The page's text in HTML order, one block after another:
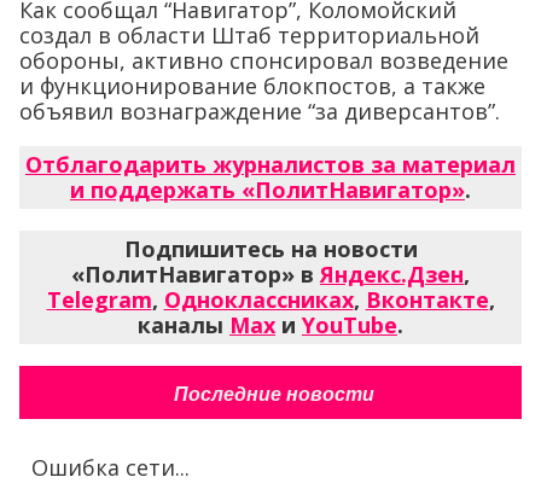
Как сообщал “Навигатор”, Коломойский
создал в области Штаб территориальной
обороны, активно спонсировал возведение
и функционирование блокпостов, а также
объявил вознаграждение “за диверсантов”.
Отблагодарить журналистов за материал
и поддержать «ПолитНавигатор».
Подпишитесь на новости
«ПолитНавигатор» вЯндекс.Дзен,
Telegram, Одноклассниках, Вконтакте,
каналы Max и YouTube.
Последние новости
Ошибка сети...